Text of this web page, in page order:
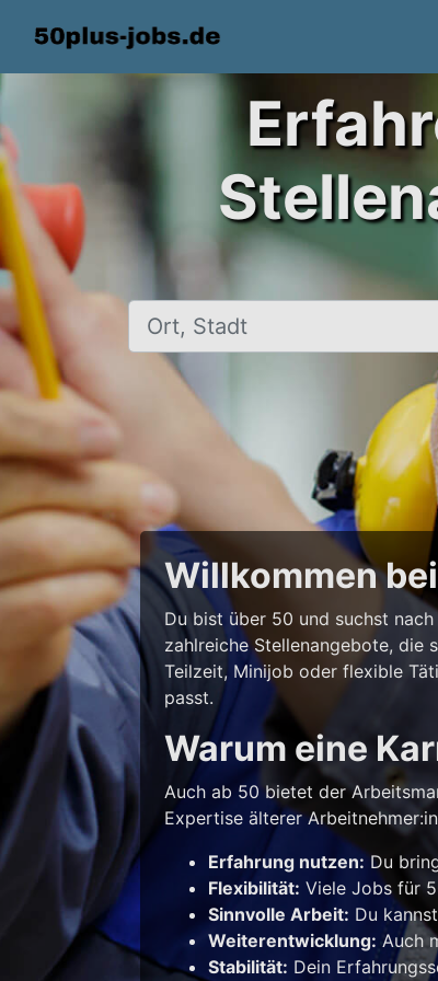
Ort, Stadt
Willkommen
Du bist über 50 und suchst
zahlreiche Stellenangebote, die
Teilzeit, Minijob oder flexible
passt.
Warum eine
Auch ab 50 bietet der
Expertise älterer
Erfahrung nutzen: Du
Flexibilität: Viele Jobs für
Sinnvolle Arbeit: Du
Weiterentwicklung: Auch
Stabilität: Dein